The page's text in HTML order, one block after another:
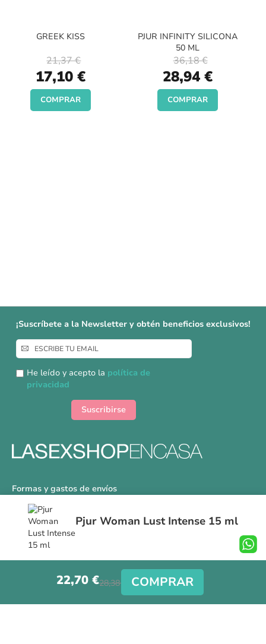
Pjur Woman Lust Intense 15 ml
22,70 €28,38 € COMPRAR
GREEK KISS
Special
Price
17,10 €
21,37 €
COMPRAR
PJUR INFINITY SILICONA
50 ML
Special
Price
28,94 €
36,18 €
COMPRAR
¡Suscríbete a la Newsletter y obtén beneficios exclusivos!
Inscríbase
a
nuestro
boletín
He leído y acepto la política de
privacidad
Suscribirse
Formas y gastos de envíos
Devoluciones
Información Tallas
Protección a Compradores
Nuestra Tienda
Aviso Legal
Síguenos en nuestras redes sociales